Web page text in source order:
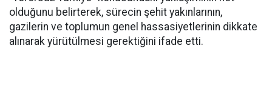
olduğunu belirterek, sürecin şehit yakınlarının,
gazilerin ve toplumun genel hassasiyetlerinin dikkate
alınarak yürütülmesi gerektiğini ifade etti.